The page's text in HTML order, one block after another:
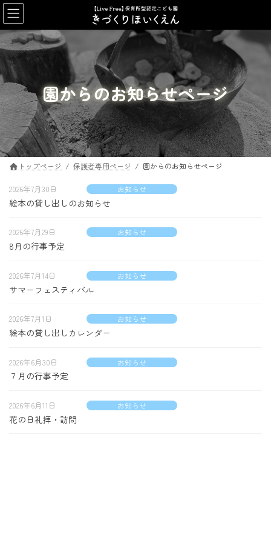
コ
ン
テ
ン
ツ
へ
ス
キ
ッ
プ
ナ
ビ
ゲ
ー
シ
ョ
ン
に
移
動
園からのお知らせページ
トップページ 保護者専用ページ 園からのお知らせページ
2026年7月30日 お知らせ
絵本の貸し出しのお知らせ
2026年7月29日 お知らせ
8月の行事予定
2026年7月14日 お知らせ
サマーフェスティバル
2026年7月1日 お知らせ
絵本の貸し出しカレンダー
2026年6月30日 お知らせ
７月の行事予定
2026年6月11日 お知らせ
花の日礼拝・訪問